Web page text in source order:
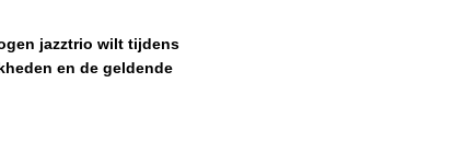
jazztrio wilt tijdens
en de geldende